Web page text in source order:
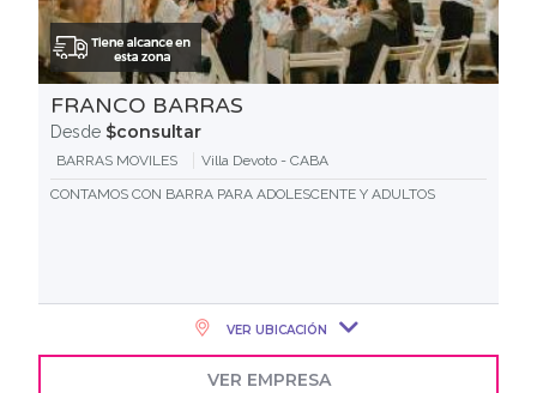
FRANCO BARRAS
Desde $consultar
BARRAS MOVILES
Villa Devoto - CABA
CONTAMOS CON BARRA PARA ADOLESCENTE Y ADULTOS
VER UBICACIÓN
VER EMPRESA